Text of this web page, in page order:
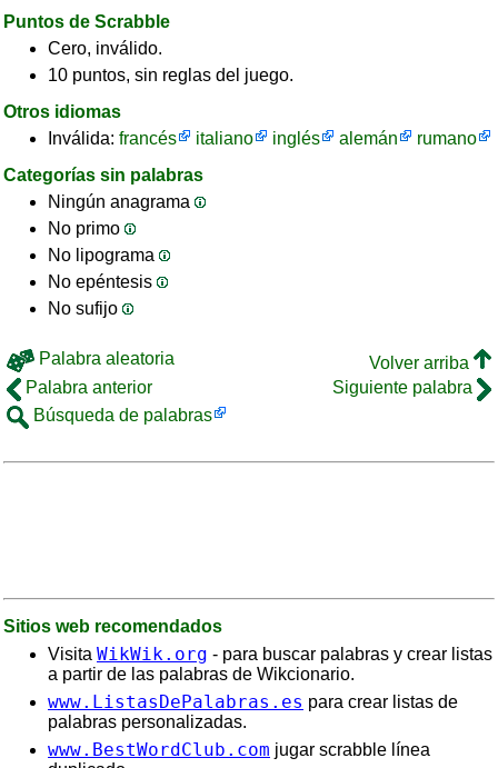
Puntos de Scrabble
Cero, inválido.
10 puntos, sin reglas del juego.
Otros idiomas
Inválida: francés italiano inglés alemán
rumano
Categorías sin palabras
Ningún anagrama
No primo
No lipograma
No epéntesis
No sufijo
Palabra aleatoria
Volver arriba
Palabra anterior
Siguiente palabra
Búsqueda de palabras
Sitios web recomendados
Visita WikWik.org - para buscar palabras y crear listas
a partir de las palabras de Wikcionario.
www.ListasDePalabras.es para crear listas de
palabras personalizadas.
www.BestWordClub.com jugar scrabble línea